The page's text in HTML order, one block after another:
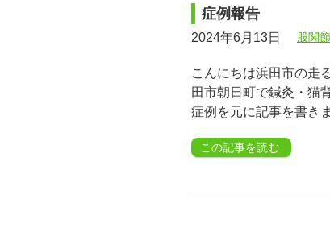
症例報告
2024年6月13日 股関節
こんにちは浜田市の走
田市朝日町で鍼灸・猫
症例を元に記事を書
この記事を読む